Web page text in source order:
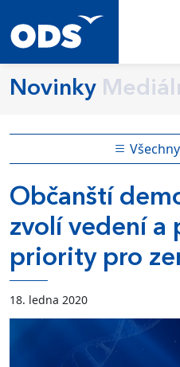
Novinky
Občanští
zvolí vedení a
priority pro
18. ledna 2020